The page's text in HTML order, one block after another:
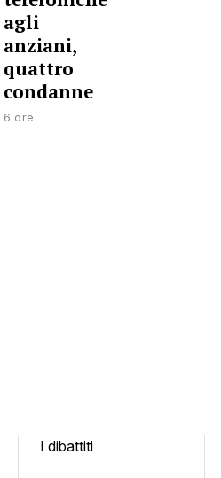
agli
anziani,
quattro
condanne
6 ore
I dibattiti